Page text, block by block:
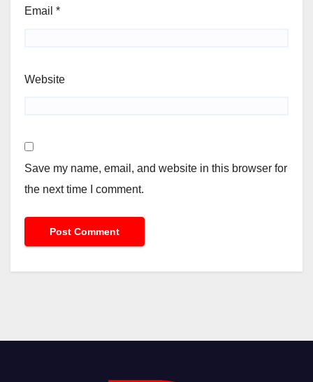
Email *
Website
Save my name, email, and website in this browser for
the next time I comment.